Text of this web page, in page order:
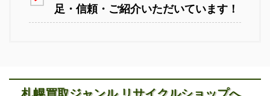
足・信頼・ご紹介いただいています！